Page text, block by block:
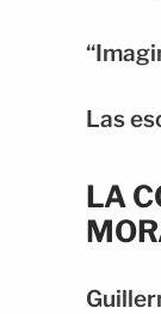
Las
LA